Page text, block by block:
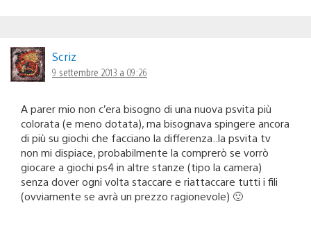
Scriz
9 settembre 2013 a 09:26
A parer mio non c’era bisogno di una nuova psvita più
colorata (e meno dotata), ma bisognava spingere ancora
di più su giochi che facciano la differenza..la psvita tv
non mi dispiace, probabilmente la comprerò se vorrò
giocare a giochi ps4 in altre stanze (tipo la camera)
senza dover ogni volta staccare e riattaccare tutti i fili
(ovviamente se avrà un prezzo ragionevole) 🙂